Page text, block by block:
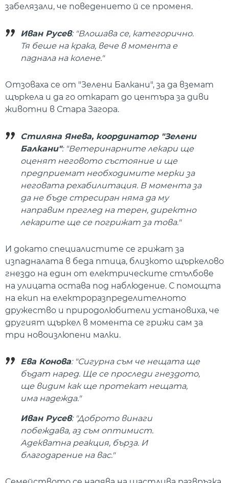
забелязали, че поведението й се променя.
Иван Русев: "Влошава се, категорично.
Тя беше на крака, вече в момента е
паднала на колене."
Отзоваха се от "Зелени Балкани", за да вземат
щъркела и да го откарат до центъра за диви
животни в Стара Загора.
Стиляна Янева, координатор "Зелени
Балкани": "Ветеринарните лекари ще
оценят неговото състояние и ще
предприемат необходимите мерки за
неговата рехабилитация. В момента за
да не бъде стресиран няма да му
направим преглед на терен, директно
лекарите ще се погрижат за това."
И докато специалистите се грижат за
изпадналата в беда птица, близкото щъркелово
гнездо на един от електрическите стълбове
на улицата остава под наблюдение. С помощта
на екип на електроразпределителното
дружество и природолюбители установиха, че
другият щъркел в момента се грижи сам за
три новоизлюпени малки.
Ева Конова: "Сигурна съм че нещата ще
бъдат наред. Ще се проследи гнездото,
ще видим как ще протекат нещата,
има надежда."
Иван Русев: "Доброто винаги
побеждава, аз съм оптимист.
Адекватна реакция, бърза. И
благодарение на вас."